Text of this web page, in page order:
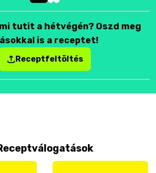
tutit a hétvégén? Oszd meg
is a receptet!
Receptfeltöltés